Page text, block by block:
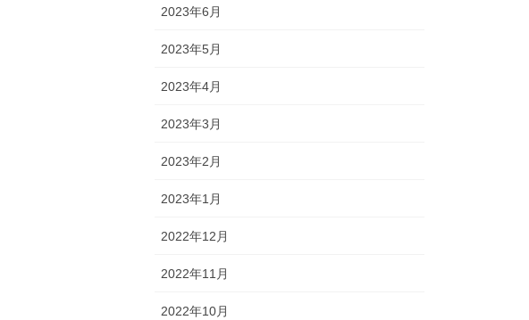
2023年6月
2023年5月
2023年4月
2023年3月
2023年2月
2023年1月
2022年12月
2022年11月
2022年10月